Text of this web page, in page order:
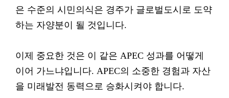
은 수준의 시민의식은 경주가 글로벌도시로 도약
하는 자양분이 될 것입니다.
이제 중요한 것은 이 같은 APEC 성과를 어떻게
이어 가느냐입니다. APEC의 소중한 경험과 자산
을 미래발전 동력으로 승화시켜야 합니다.